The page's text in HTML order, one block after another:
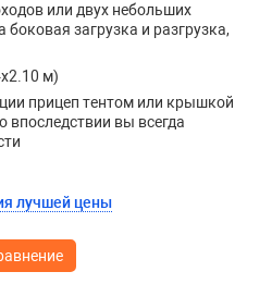
или двух небольших
загрузка и разгрузка,
м)
прицеп тентом или крышкой
впоследствии вы всегда
лучшей цены